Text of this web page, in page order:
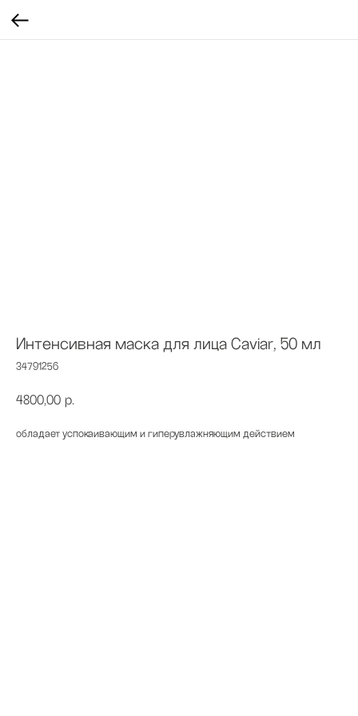
Интенсивная маска для лица Caviar, 50 мл
34791256
4800,00 р.
обладает успокаивающим и гиперувлажняющим действием